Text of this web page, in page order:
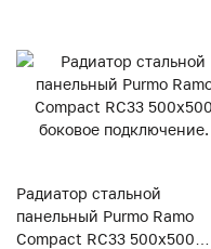
Радиатор стальной
панельный Purmo Ramo
Compact RC33 500x500